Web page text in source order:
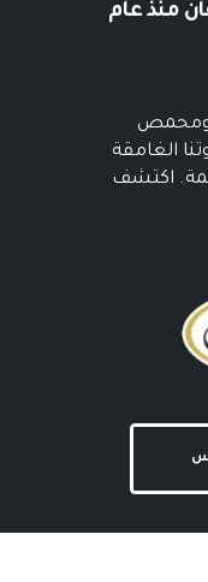
منذ عام
ومحمص
الغامقة
اكتشف